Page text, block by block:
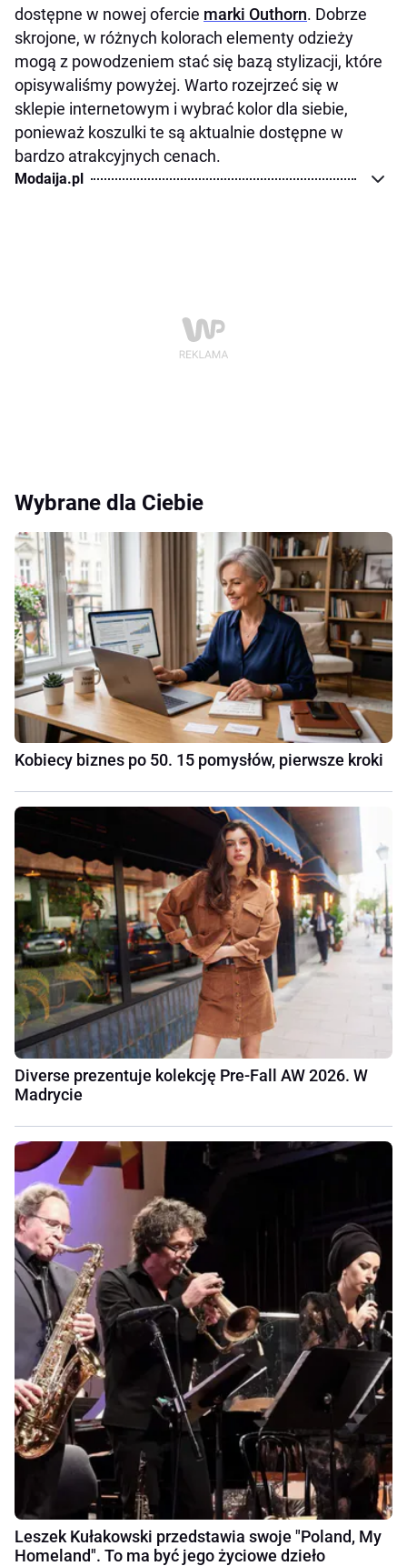
dostępne w nowej ofercie marki Outhorn. Dobrze
skrojone, w różnych kolorach elementy odzieży
mogą z powodzeniem stać się bazą stylizacji, które
opisywaliśmy powyżej. Warto rozejrzeć się w
sklepie internetowym i wybrać kolor dla siebie,
ponieważ koszulki te są aktualnie dostępne w
bardzo atrakcyjnych cenach.
Modaija.pl
Wybrane dla Ciebie
Kobiecy biznes po 50. 15 pomysłów, pierwsze kroki
Diverse prezentuje kolekcję Pre-Fall AW 2026. W
Madrycie
Leszek Kułakowski przedstawia swoje "Poland, My
Homeland". To ma być jego życiowe dzieło